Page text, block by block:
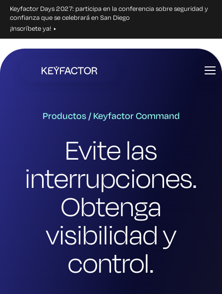
Keyfactor Days 2027: participa en la conferencia sobre seguridad y
confianza que se celebrará en San Diego
¡Inscríbete ya!
Productos / Keyfactor Command
Evite las
interrupciones.
Obtenga
visibilidad y
control.